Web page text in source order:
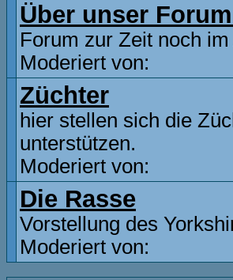
Über unser
Forum zur Zeit noch im
Moderiert von:
Züchter
hier stellen sich die
unterstützen.
Moderiert von:
Die Rasse
Vorstellung des
Moderiert von: